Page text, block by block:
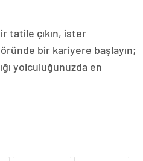
tatile çıkın, ister
bir kariyere başlayın;
yolculuğunuzda en